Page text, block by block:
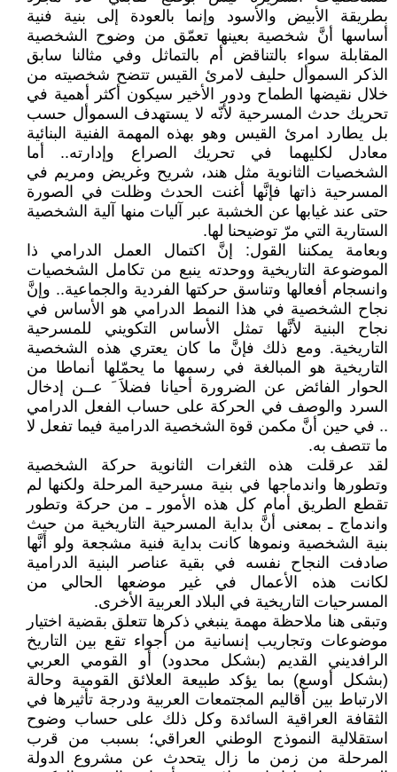
بطريقة الأبيض والأسود وإنما بالعودة إلى بنية فنية
أساسها أنَّ شخصية بعينها تعمّق من وضوح الشخصية
المقابلة سواء بالتناقض أم بالتماثل وفي مثالنا سابق
الذكر السموأل حليف لامرئ القيس تتضح شخصيته من
خلال نقيضها الطماح ودور الأخير سيكون أكثر أهمية في
تحريك حدث المسرحية لأنّه لا يستهدف السموأل حسب
بل يطارد امرئ القيس وهو بهذه المهمة الفنية البنائية
معادل لكليهما في تحريك الصراع وإدارته.. أما
الشخصيات الثانوية مثل هند، شريح وغريض ومريم في
المسرحية ذاتها فإنَّها أغنت الحدث وظلت في الصورة
حتى عند غيابها عن الخشبة عبر آليات منها آلية الشخصية
الستارية التي مرّ توضيحنا لها.
وبعامة يمكننا القول: إنَّ اكتمال العمل الدرامي ذا
الموضوعة التاريخية ووحدته ينبع من تكامل الشخصيات
وانسجام أفعالها وتناسق حركتها الفردية والجماعية.. وإنَّ
نجاح الشخصية في هذا النمط الدرامي هو الأساس في
نجاح البنية لأنَّها تمثل الأساس التكويني للمسرحية
التاريخية. ومع ذلك فإنَّ ما كان يعتري هذه الشخصية
التاريخية هو المبالغة في رسمها ما يحمّلها أنماطا من
الحوار الفائض عن الضرورة أحيانا فضلاَ َ عــن إدخال
السرد والوصف في الحركة على حساب الفعل الدرامي
.. في حين أنَّ مكمن قوة الشخصية الدرامية فيما تفعل لا
ما تتصف به.
لقد عرقلت هذه الثغرات الثانوية حركة الشخصية
وتطورها واندماجها في بنية مسرحية المرحلة ولكنها لم
تقطع الطريق أمام كل هذه الأمور ـ من حركة وتطور
واندماج ـ بمعنى أنَّ بداية المسرحية التاريخية من حيث
بنية الشخصية ونموها كانت بداية فنية مشجعة ولو أنَّها
صادفت النجاح نفسه في بقية عناصر البنية الدرامية
لكانت هذه الأعمال في غير موضعها الحالي من
المسرحيات التاريخية في البلاد العربية الأخرى.
وتبقى هنا ملاحظة مهمة ينبغي ذكرها تتعلق بقضية اختيار
موضوعات وتجاريب إنسانية من أجواء تقع بين التاريخ
الرافديني القديم (بشكل محدود) أو القومي العربي
(بشكل أوسع) بما يؤكد طبيعة العلائق القومية وحالة
الارتباط بين أقاليم المجتمعات العربية ودرجة تأثيرها في
الثقافة العراقية السائدة وكل ذلك على حساب وضوح
استقلالية النموذج الوطني العراقي؛ بسبب من قرب
المرحلة من زمن ما زال يتحدث عن مشروع الدولة